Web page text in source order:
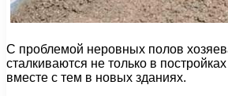
С проблемой неровных полов
сталкиваются не только в
вместе с тем в новых зданиях.